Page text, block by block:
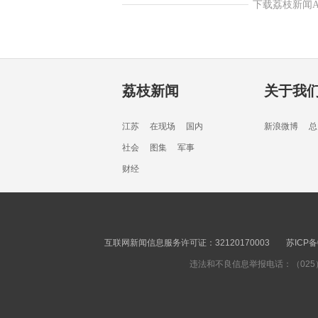
下载荔枝新闻
荔枝新闻
江苏 在现场 国内
社会 图集 军事
财经
关于我
新浪微博
互联网新闻信息服务许可证：32120170003 苏ICP
违法和不良信息举报电话：（